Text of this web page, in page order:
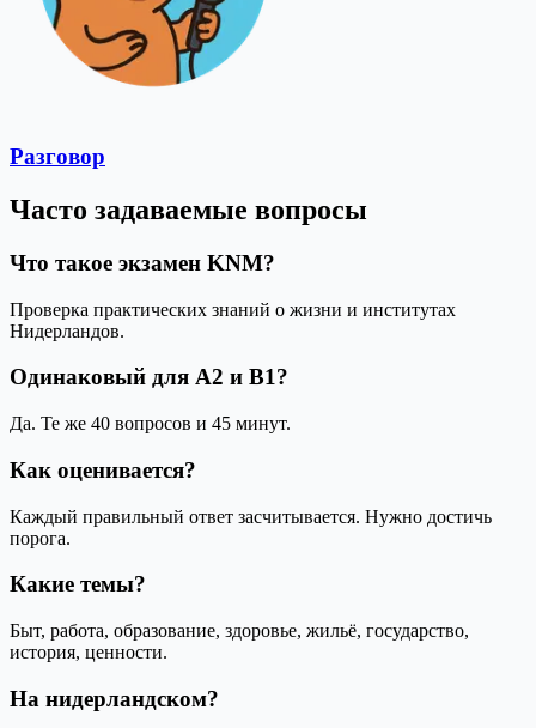
Разговор
Часто задаваемые вопросы
Что такое экзамен KNM?
Проверка практических знаний о жизни и институтах
Нидерландов.
Одинаковый для A2 и B1?
Да. Те же 40 вопросов и 45 минут.
Как оценивается?
Каждый правильный ответ засчитывается. Нужно достичь
порога.
Какие темы?
Быт, работа, образование, здоровье, жильё, государство,
история, ценности.
На нидерландском?